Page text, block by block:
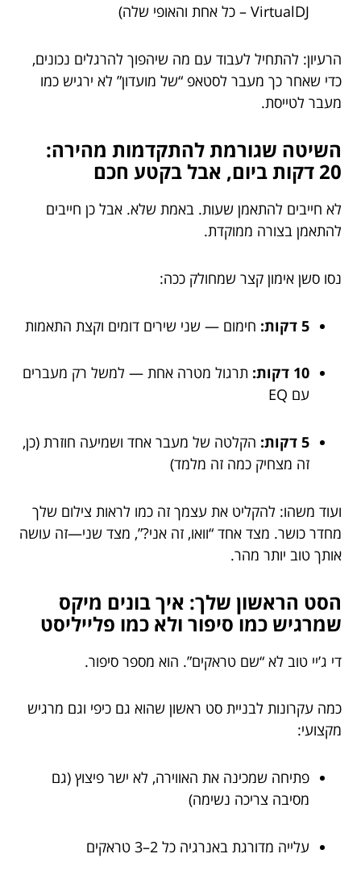
VirtualDJ – כל אחת והאופי שלה)
הרעיון: להתחיל לעבוד עם מה שיהפוך להרגלים נכונים,
כדי שאחר כך מעבר לסטאפ “של מועדון” לא ירגיש כמו
מעבר לטייסת.
השיטה שגורמת להתקדמות מהירה:
20 דקות ביום, אבל בקטע חכם
לא חייבים להתאמן שעות. באמת שלא. אבל כן חייבים
להתאמן בצורה ממוקדת.
נסו סשן אימון קצר שמחולק ככה:
5 דקות: חימום — שני שירים דומים וקצת התאמות
10 דקות:
תרגול מטרה אחת — למשל רק מעברים
עם EQ
5 דקות:
הקלטה של מעבר אחד ושמיעה חוזרת (כן,
זה מצחיק כמה זה מלמד)
ועוד משהו: להקליט את עצמך זה כמו לראות צילום שלך
מחדר כושר. מצד אחד “וואו, זה אני?”, מצד שני—זה עושה
אותך טוב יותר מהר.
הסט הראשון שלך: איך בונים מיקס
שמרגיש כמו סיפור ולא כמו פלייליסט
די ג’יי טוב לא “שם טראקים”. הוא מספר סיפור.
כמה עקרונות לבניית סט ראשון שהוא גם כיפי וגם מרגיש
מקצועי:
פתיחה שמכינה את האווירה, לא ישר פיצוץ (גם
מסיבה צריכה נשימה)
עלייה מדורגת באנרגיה כל 2–3 טראקים